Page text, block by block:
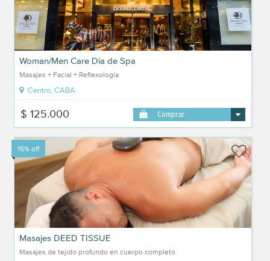
Woman/Men Care Dia de Spa
Masajes + Facial + Reflexologia
Centro, CABA
$ 125.000 Comprar
15% off
Masajes DEED TISSUE
Masajes de tejido profundo en cuerpo completo